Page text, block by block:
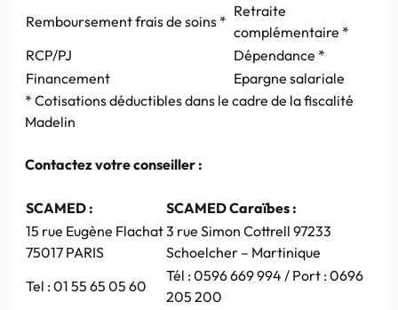
Remboursement frais de soins *
Retraite
complémentaire *
RCP/PJ
Dépendance *
Financement
Epargne salariale
* Cotisations déductibles dans le cadre de la fiscalité
Madelin
Contactez votre conseiller :
SCAMED :
SCAMED Caraïbes :
15 rue Eugène Flachat
75017 PARIS
3 rue Simon Cottrell 97233
Schoelcher – Martinique
Tel : 01 55 65 05 60
Tél : 0596 669 994 / Port : 0696
205 200